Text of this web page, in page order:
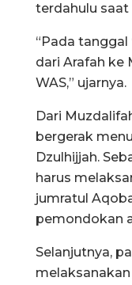
terdahulu saat
“Pada
dari Arafah ke
WAS,” ujarnya.
Dari
bergerak
Dzulhijjah.
harus
jumratul
pemondokan
Selanjutnya,